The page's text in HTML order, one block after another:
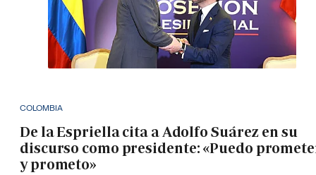
COLOMBIA
De la Espriella cita a Adolfo Suárez en su
discurso como presidente: «Puedo
y prometo»